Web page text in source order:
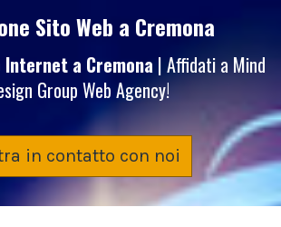
Sito Web a Cremona
Internet a Cremona | Affidati a Mind
Group Web Agency!
in contatto con noi